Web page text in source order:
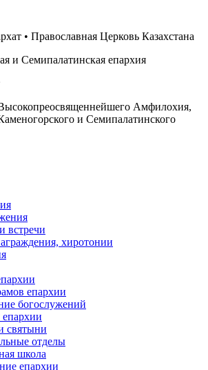
• Православная Церковь Казахстана
Амфилохия,
и Семипалатинского
встречи
хиротонии
епархии
богослужений
святыни
отделы
школа
епархии